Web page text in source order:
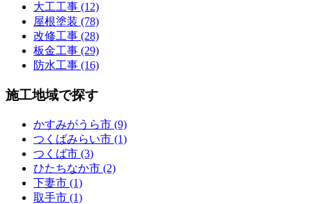
大工工事 (12)
屋根塗装 (78)
改修工事 (28)
板金工事 (29)
防水工事 (16)
施工地域で探す
かすみがうら市 (9)
つくばみらい市 (1)
つくば市 (3)
ひたちなか市 (2)
下妻市 (1)
取手市 (1)